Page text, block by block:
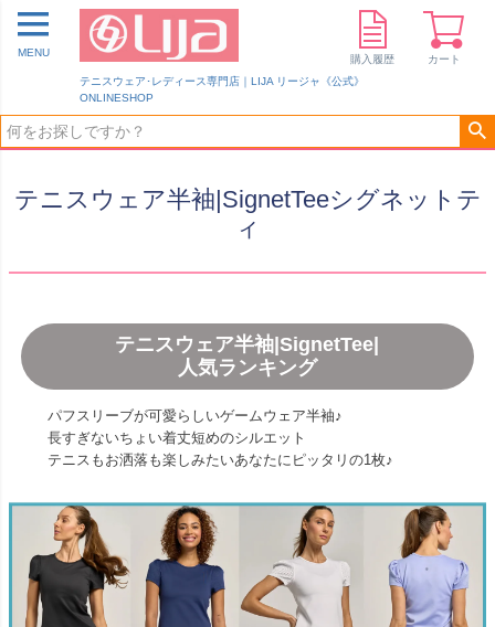
テニスウェア･レディース専門店｜LIJA リージャ《公式》
ONLINESHOP
MENU
購入履歴 カート
テニスウェア半袖|SignetTeeシグネットテ
ィ
テニスウェア半袖|SignetTee|
人気ランキング
パフスリーブが可愛らしいゲームウェア半袖♪
長すぎないちょい着丈短めのシルエット
テニスもお洒落も楽しみたいあなたにピッタリの1枚♪